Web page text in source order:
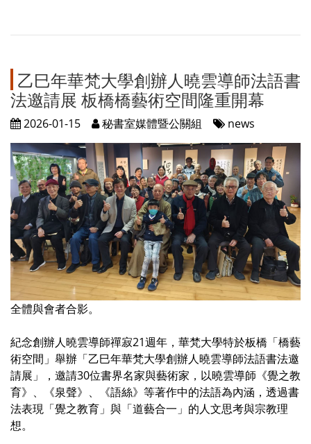
乙巳年華梵大學創辦人曉雲導師法語書
法邀請展 板橋橋藝術空間隆重開幕
2026-01-15 秘書室媒體暨公關組 news
全體與會者合影。
紀念創辦人曉雲導師禪寂21週年，華梵大學特於板橋「橋藝
術空間」舉辦「乙巳年華梵大學創辦人曉雲導師法語書法邀
請展」，邀請30位書界名家與藝術家，以曉雲導師《覺之教
育》、《泉聲》、《語絲》等著作中的法語為內涵，透過書
法表現「覺之教育」與「道藝合一」的人文思考與宗教理
想。